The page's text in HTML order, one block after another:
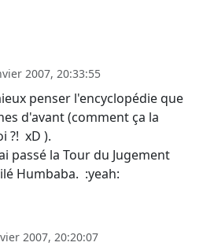
2007, 20:33:55
penser l'encyclopédie que
d'avant (comment ça la
?! xD ).
passé la Tour du Jugement
Humbaba. :yeah:
2007, 20:20:07